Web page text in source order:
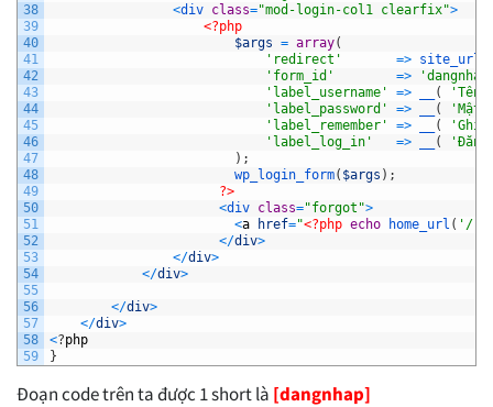
38
39
40
41
42
43
44
45
46
47
48
49
50
51
52
53
54
55
56
57
58
59
<div class="mod-login-col1 clearfix">
<?php
$args = array(
'redirect'
=> site_url
'form_id'
=>
'label_username'
=> (
'Tên
'label_password'
=> (
'Mật
'label_remember'
=> (
'Ghi
'label_log_in'
=> (
) ;
wp_login_form( $args ) ;
?>
<div class="forgot">
<a href="<?php echo home_url ( '/
</div>
</div>
</div>
</div>
</div>
<?php
}
Đoạn code trên ta được 1 short là [dangnhap]